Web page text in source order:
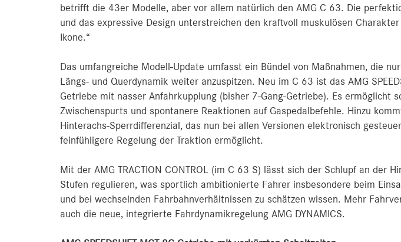
betrifft die 43er Modelle, aber vor allem natürlich den AMG C 63. Die
und das expressive Design unterstreichen den kraftvoll muskulösen
Ikone.“
Das umfangreiche Modell-Update umfasst ein Bündel von Maßnahmen, die
Längs- und Querdynamik weiter anzuspitzen. Neu im C 63 ist das AMG
Getriebe mit nasser Anfahrkupplung (bisher 7-Gang-Getriebe). Es ermöglicht
Zwischenspurts und spontanere Reaktionen auf Gaspedalbefehle. Hinzu
Hinterachs-Sperrdifferenzial, das nun bei allen Versionen elektronisch
feinfühligere Regelung der Traktion ermöglicht.
Mit der AMG TRACTION CONTROL (im C 63 S) lässt sich der Schlupf an der
Stufen regulieren, was sportlich ambitionierte Fahrer insbesondere beim
und bei wechselnden Fahrbahnverhältnissen zu schätzen wissen. Mehr
auch die neue, integrierte Fahrdynamikregelung AMG DYNAMICS.